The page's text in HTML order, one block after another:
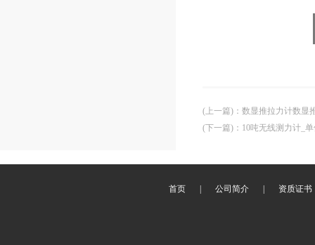
(上一篇) ： 数显推拉力计数显
(下一篇) ： 10吨无线测力计_
首页 公司简介 资质证书